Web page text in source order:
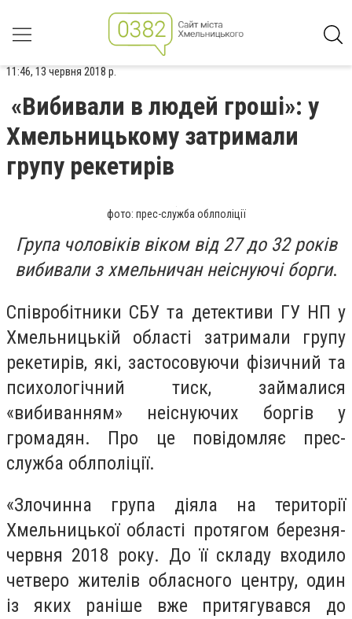
11:46, 13 червня 2018 р.
«Вибивали в людей гроші»: у
Хмельницькому затримали
групу рекетирів
фото: прес-служба облполіції
Група чоловіків віком від 27 до 32 років
вибивали з хмельничан неіснуючі борги.
Співробітники СБУ та детективи ГУ НП у
Хмельницькій області затримали групу
рекетирів, які, застосовуючи фізичний та
психологічний тиск, займалися
«вибиванням» неіснуючих боргів у
громадян. Про це повідомляє прес-
служба облполіції.
«Злочинна група діяла на території
Хмельницької області протягом березня-
червня 2018 року. До її складу входило
четверо жителів обласного центру, один
із яких раніше вже притягувався до